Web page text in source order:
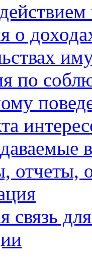
о
по
отчеты,
связь